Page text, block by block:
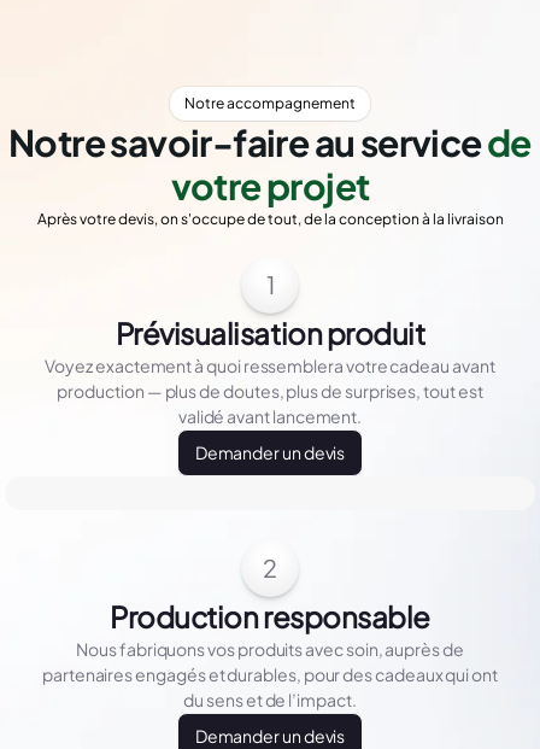
Notre accompagnement
Notre savoir-faire au servicede
votre projet
Après votre devis, on s'occupe de tout, de la conception à la livraison
1
Prévisualisation produit
Voyez exactement à quoi ressemblera votre cadeau avant
production — plus de doutes, plus de surprises, tout est
validé avant lancement.
Demander un devis
2
Production responsable
Nous fabriquons vos produits avec soin, auprès de
partenaires engagés et durables, pour des cadeaux qui ont
du sens et de l’impact.
Demander un devis